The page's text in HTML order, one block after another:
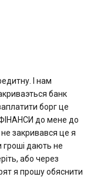
І нам
банк
борг це
до мене до
закривався це я
грошi дають не
або через
я прошу обяснити